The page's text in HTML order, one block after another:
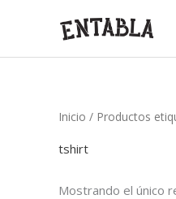
contenido
Inicio / Productos
tshirt
Mostrando el único